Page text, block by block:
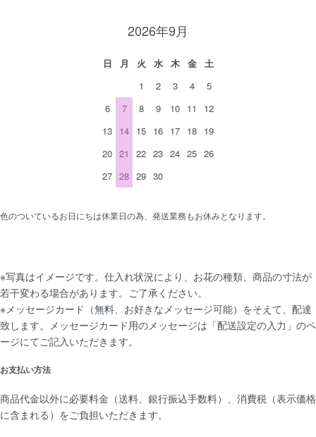
2026年9月
日 月 火 水 木 金
土
1
2 3 4
5
6
7 8 9 10 11
12
13 14 15 16 17 18 19
20 21 22 23 24 25 26
27 28 29 30
色のついているお日にちは休業日の為、発送業務もお休みとなります。
※写真はイメージです。仕入れ状況により、お花の種類、商品の寸法が
若干変わる場合があります。ご了承ください。
※メッセージカード（無料、お好きなメッセージ可能）をそえて、配達
致します。メッセージカード用のメッセージは「配送設定の入力」のペ
ージにてご記入いただきます。
お支払い方法
商品代金以外に必要料金（送料、銀行振込手数料）、消費税（表示価格
に含まれる）をご負担いただきます。